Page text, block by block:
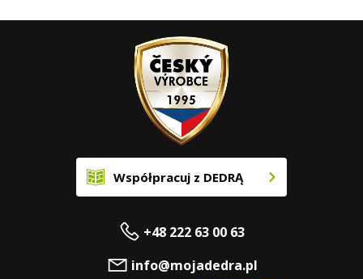
Współpracuj z DEDRĄ
+48 222 63 00 63
info@mojadedra.pl